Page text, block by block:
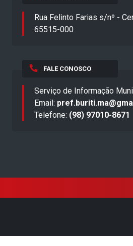
Rua Felinto Farias s/nº -
65515-000
FALE CONOSCO
Serviço de Informação
Email:
Telefone: (98) 97010-8671